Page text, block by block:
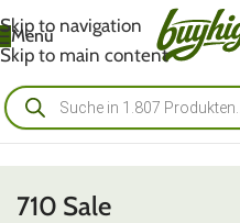
Skip to navigation
Skip to main content
Menü
710 Sale